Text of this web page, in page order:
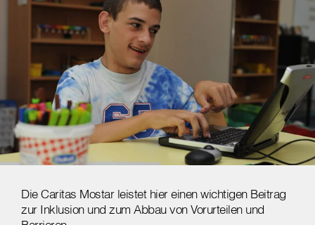
Die Caritas Mostar leistet hier einen wichtigen Beitrag
zur Inklusion und zum Abbau von Vorurteilen und